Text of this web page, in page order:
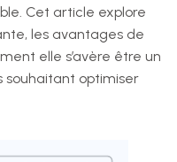
Cet article explore
les avantages de
elle s’avère être un
souhaitant optimiser